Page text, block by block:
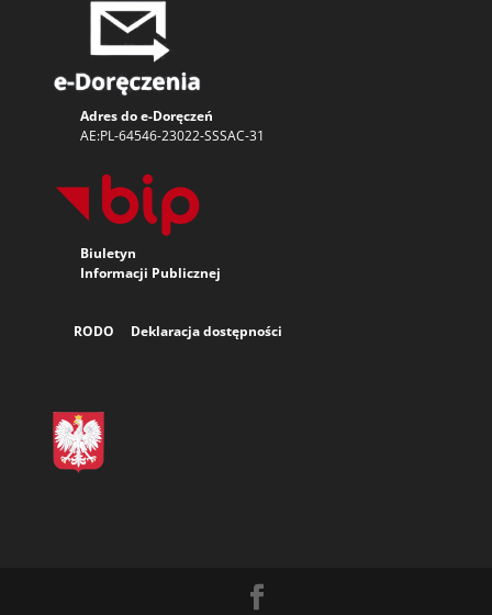
Adres do e-Doręczeń
AE:PL-64546-23022-SSSAC-31
Biuletyn
Informacji Publicznej
RODO Deklaracja dostępności